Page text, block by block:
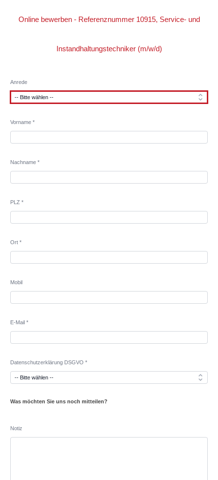
Online bewerben - Referenznummer 10915, Service- und
Instandhaltungstechniker (m/w/d)
Anrede
Vorname *
Nachname *
PLZ *
Ort *
Mobil
E-Mail *
Datenschutzerklärung DSGVO *
Was möchten Sie uns noch mitteilen?
Notiz